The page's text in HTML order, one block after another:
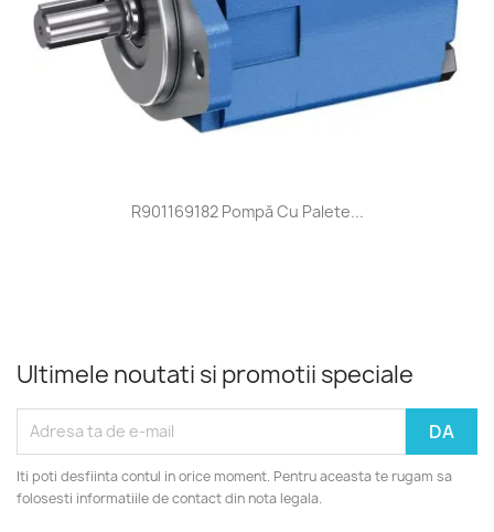
R901169182 Pompă Cu Palete...
Ultimele noutati si promotii speciale
Iti poti desfiinta contul in orice moment. Pentru aceasta te rugam sa
folosesti informatiile de contact din nota legala.